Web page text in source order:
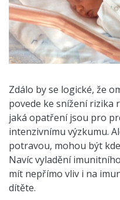
Zdálo by se logické, že
povede ke snížení rizika
jaká opatření jsou pro
intenzivnímu výzkumu.
potravou, mohou být
Navíc vyladění
mít nepřímo vliv i na
dítěte.